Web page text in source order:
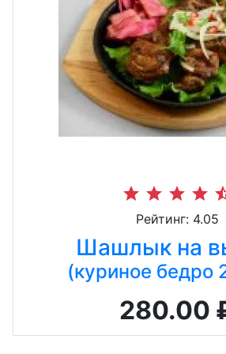
star star star star
Рейтинг: 4.05
Шашлык на
(куриное бедро
280.00